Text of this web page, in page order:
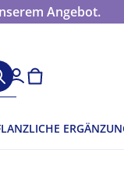
Angebot.